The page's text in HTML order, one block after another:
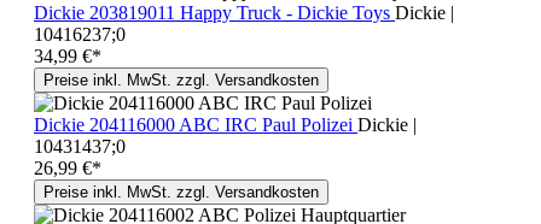
Dickie 203819011 Happy Truck - Dickie Toys Dickie |
10416237;0
34,99 €*
Preise inkl. MwSt. zzgl. Versandkosten
Dickie 204116000 ABC IRC Paul Polizei Dickie |
10431437;0
26,99 €*
Preise inkl. MwSt. zzgl. Versandkosten